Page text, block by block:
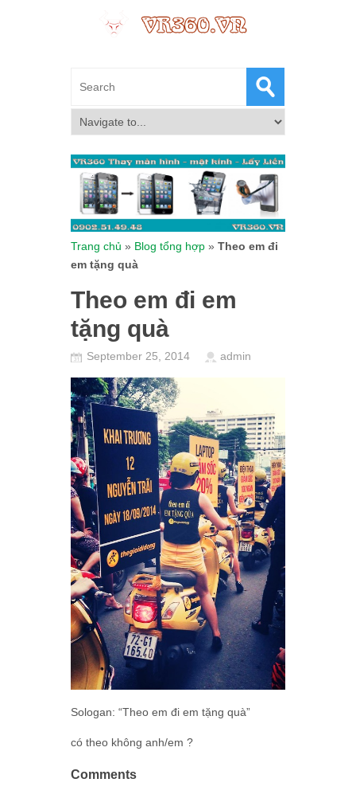
Trang chủ » Blog tổng hợp » Theo em đi
em tặng quà
Theo em đi em
tặng quà
September 25, 2014 admin
Sologan: “Theo em đi em tặng quà”
có theo không anh/em ?
Comments